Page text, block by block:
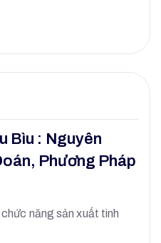
Bìu : Nguyên
Phương Pháp
năng sản xuất tinh